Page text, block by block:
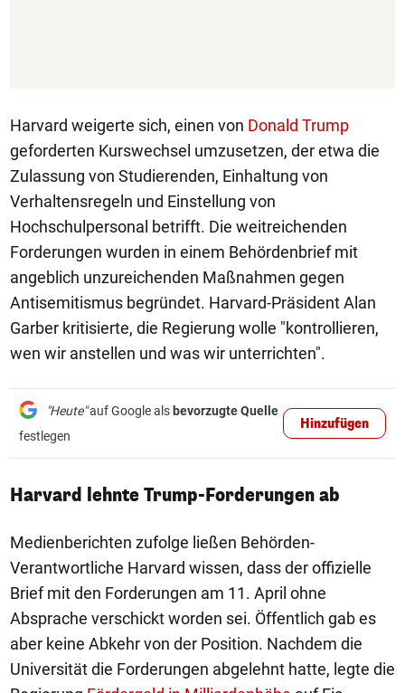
Harvard weigerte sich, einen von Donald Trump
geforderten Kurswechsel umzusetzen, der etwa die
Zulassung von Studierenden, Einhaltung von
Verhaltensregeln und Einstellung von
Hochschulpersonal betrifft. Die weitreichenden
Forderungen wurden in einem Behördenbrief mit
angeblich unzureichenden Maßnahmen gegen
Antisemitismus begründet. Harvard-Präsident Alan
Garber kritisierte, die Regierung wolle "kontrollieren,
wen wir anstellen und was wir unterrichten".
"Heute"auf Google als bevorzugte Quelle
festlegen
Hinzufügen
Harvard lehnte Trump-Forderungen ab
Medienberichten zufolge ließen Behörden-
Verantwortliche Harvard wissen, dass der offizielle
Brief mit den Forderungen am 11. April ohne
Absprache verschickt worden sei. Öffentlich gab es
aber keine Abkehr von der Position. Nachdem die
Universität die Forderungen abgelehnt hatte, legte die